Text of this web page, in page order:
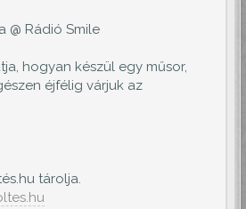
@ Rádió Smile
hogyan készül egy műsor,
éjfélig várjuk az
tárolja.